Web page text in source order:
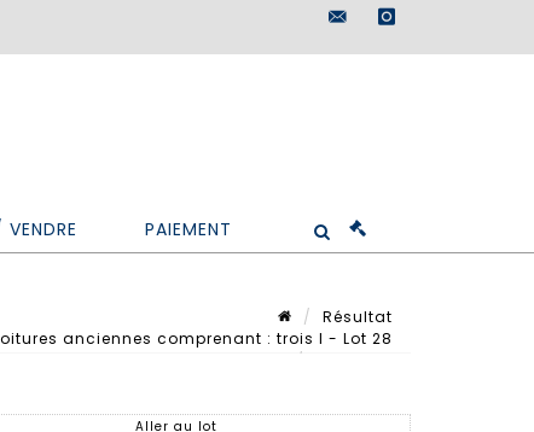
instagram
PAIEMENT
Résultat
anciennes comprenant : trois l - Lot 28
Aller au lot